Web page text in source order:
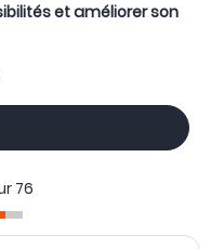
et améliorer son
pour le DJI Mini 3 Pro /
Mais d'autres fabricants
de ce drone. On
indispensables pour
DJI Care Refresh
batterie
du DJI Mini 3 Pro
76